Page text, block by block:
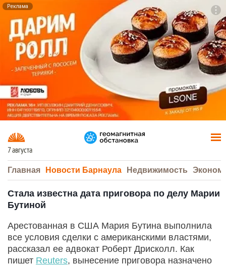
Реклама
7 августа
Главная Новости Барнаула Недвижимость
Стала известна дата приговора по делу Марии
Бутиной
Арестованная в США Мария Бутина выполнила
все условия сделки с американскими властями,
рассказал ее адвокат Роберт Дрисколл. Как
пишет Reuters, вынесение приговора назначено